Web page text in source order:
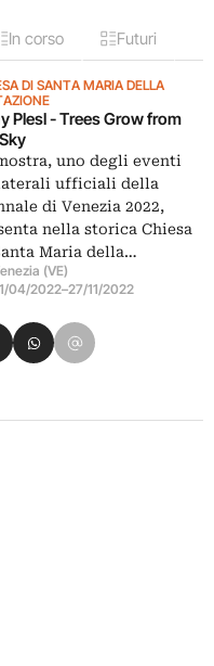
In corso Futuri
DI SANTA MARIA DELLA
Plesl - Trees Grow from
uno degli eventi
ufficiali della
di Venezia 2022,
nella storica Chiesa
Maria della…
(VE)
04/2022–27/11/2022
su LinkedIn
su Pinterest
Condividi su WhatsApp
Condividi su Email